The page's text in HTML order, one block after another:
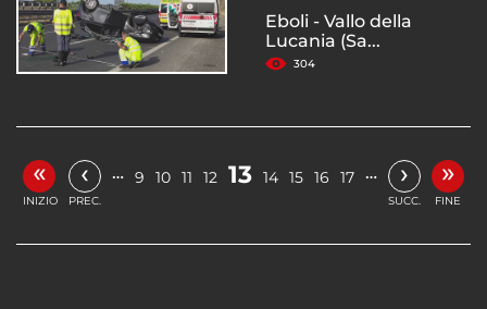
Eboli - Vallo della
Lucania (Sa...
304
«
INIZIO
‹
PREC.
… 9 10 11 12 13 14 15 16 17 … ›
SUCC.
»
FINE